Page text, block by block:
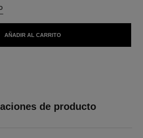
AÑADIR AL CARRITO
de producto